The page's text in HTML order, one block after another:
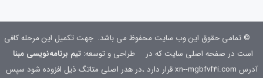
© تمامی حقوق این وب سایت محفوظ می باشد.
طراحی و توسعه: تیم برنامه‌نویسی مبنا
جهت تکمیل این مرحله کافی
است در صفحه اصلی سایت که در
آدرس xn--mgbfvf4i.com قرار دارد ،در هدر اصلی متاتگ ذیل افزوده شود
سپس